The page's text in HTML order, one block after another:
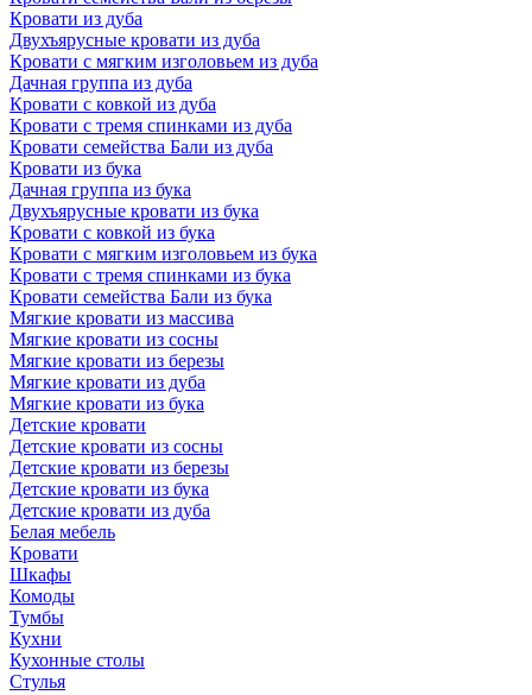
Кровати из дуба
Двухъярусные кровати из дуба
Кровати с мягким изголовьем из дуба
Дачная группа из дуба
Кровати с ковкой из дуба
Кровати с тремя спинками из дуба
Кровати семейства Бали из дуба
Кровати из бука
Дачная группа из бука
Двухъярусные кровати из бука
Кровати с ковкой из бука
Кровати с мягким изголовьем из бука
Кровати с тремя спинками из бука
Кровати семейства Бали из бука
Мягкие кровати из массива
Мягкие кровати из сосны
Мягкие кровати из березы
Мягкие кровати из дуба
Мягкие кровати из бука
Детские кровати
Детские кровати из сосны
Детские кровати из березы
Детские кровати из бука
Детские кровати из дуба
Белая мебель
Кровати
Шкафы
Комоды
Тумбы
Кухни
Кухонные столы
Стулья